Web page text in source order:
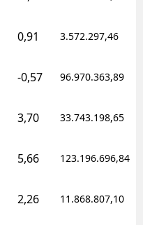
0,91 3.572.297,46
-0,57 96.970.363,89
3,70 33.743.198,65
5,66 123.196.696,84
2,26 11.868.807,10